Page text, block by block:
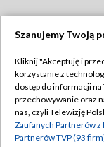
Abonament
Emisja w TVP
Szanujemy Twoją
Kliknij "Akceptuję i
korzystanie z
dostęp do informacji
przechowywanie oraz
nas, czyli Telewizję
Zaufanych Partnerów z
Partnerów TVP (93